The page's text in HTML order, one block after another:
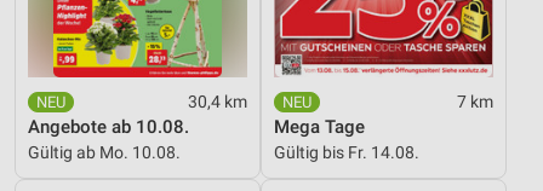
30,4 km
Angebote ab 10.08.
Gültig ab Mo. 10.08.
7 km
Mega Tage
Gültig bis Fr. 14.08.
Analyse von Zielgruppen durch Statistiken oder
Kombinationen von Daten aus verschiedenen
Quellen
Entwicklung und Verbesserung der Angebote
Verwendung reduzierter Daten zur Auswahl von